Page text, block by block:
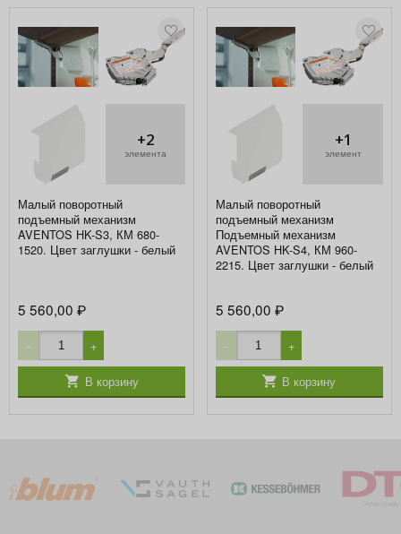
+2
элемента
Малый поворотный
подъемный механизм
AVENTOS HK-S3, КМ 680-
1520. Цвет заглушки - белый
5 560,00₽
− +
В корзину
+1
элемент
Малый поворотный
подъемный механизм
Подъемный механизм
AVENTOS HK-S4, КМ 960-
2215. Цвет заглушки - белый
5 560,00 ₽
− +
В корзину